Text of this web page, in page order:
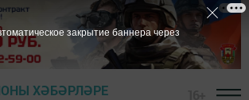
ХӘБӘРЛӘРЕ
закрытие баннера через